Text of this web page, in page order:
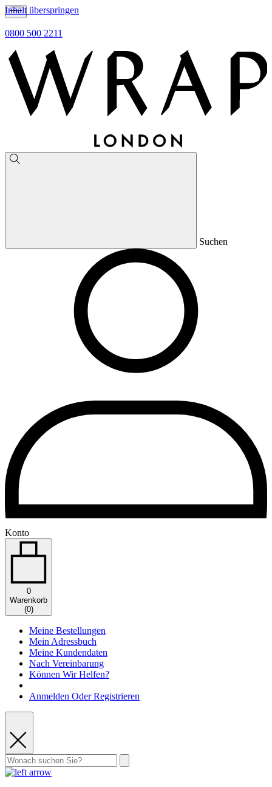
Inhalt überspringen
0800 500 2211
Suchen
Konto
0
Warenkorb
(0)
Meine Bestellungen
Mein Adressbuch
Meine Kundendaten
Nach Vereinbarung
Können Wir Helfen?
Anmelden Oder Registrieren